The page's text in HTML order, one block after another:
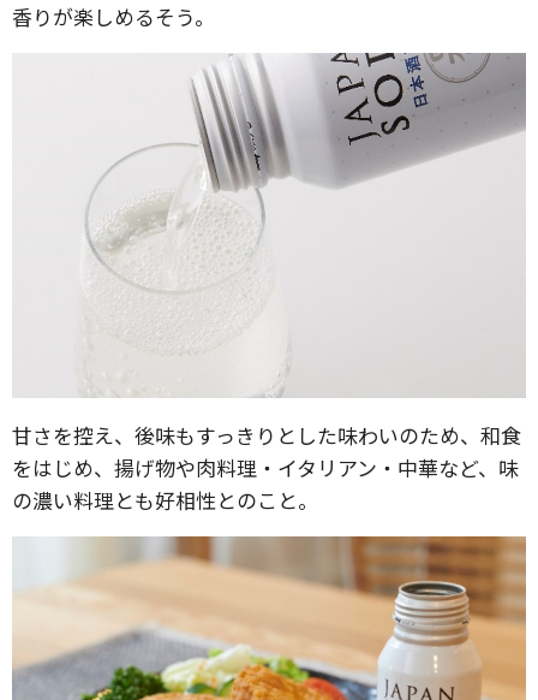
香りが楽しめるそう。
甘さを控え、後味もすっきりとした味わいのため、和食
をはじめ、揚げ物や肉料理・イタリアン・中華など、味
の濃い料理とも好相性とのこと。